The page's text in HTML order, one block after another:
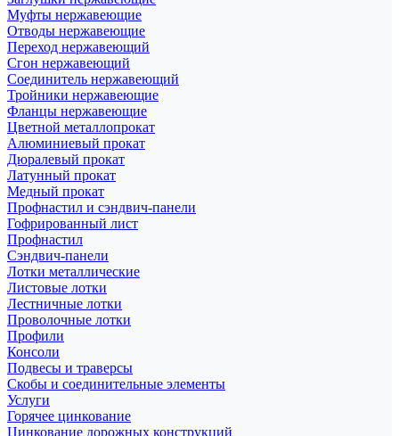
Муфты нержавеющие
Отводы нержавеющие
Переход нержавеющий
Сгон нержавеющий
Соединитель нержавеющий
Тройники нержавеющие
Фланцы нержавеющие
Цветной металлопрокат
Алюминиевый прокат
Дюралевый прокат
Латунный прокат
Медный прокат
Профнастил и сэндвич-панели
Гофрированный лист
Профнастил
Сэндвич-панели
Лотки металлические
Листовые лотки
Лестничные лотки
Проволочные лотки
Профили
Консоли
Подвесы и траверсы
Скобы и соединительные элементы
Услуги
Горячее цинкование
Цинкование дорожных конструкций